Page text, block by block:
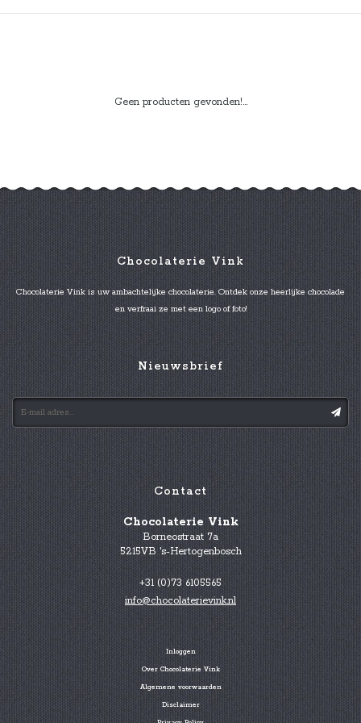
Geen producten gevonden!...
Chocolaterie Vink
Chocolaterie Vink is uw ambachtelijke chocolaterie. Ontdek onze heerlijke chocolade
en verfraai ze met een logo of foto!
Nieuwsbrief
Contact
Chocolaterie Vink
Borneostraat 7a
5215VB 's-Hertogenbosch
+31 (0)73 6105565
info@chocolaterievink.nl
Inloggen
Over Chocolaterie Vink
Algemene voorwaarden
Disclaimer